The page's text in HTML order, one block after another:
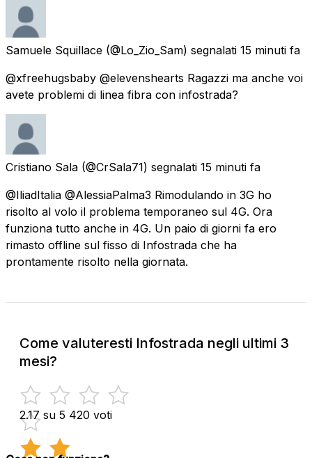
Samuele Squillace (@Lo_Zio_Sam) segnalati 15 minuti fa
@xfreehugsbaby @elevenshearts Ragazzi ma anche voi
avete problemi di linea fibra con infostrada?
Cristiano Sala (@CrSala71) segnalati 15 minuti fa
@IliadItalia @AlessiaPalma3 Rimodulando in 3G ho
risolto al volo il problema temporaneo sul 4G. Ora
funziona tutto anche in 4G. Un paio di giorni fa ero
rimasto offline sul fisso di Infostrada che ha
prontamente risolto nella giornata.
Come valuteresti Infostrada negli ultimi 3
mesi?
2.17 su 5 420 voti